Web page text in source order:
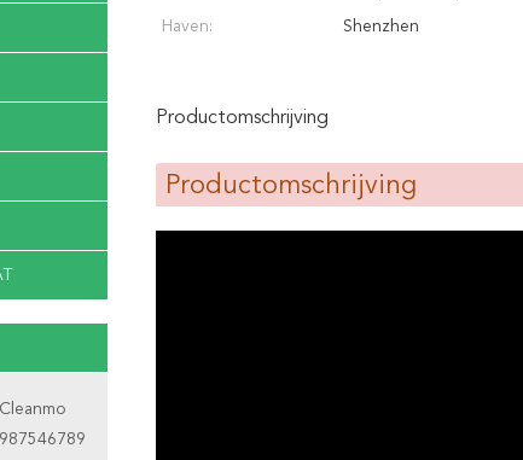
Haven: Shenzhen
Productomschrijving
Productomschrijving